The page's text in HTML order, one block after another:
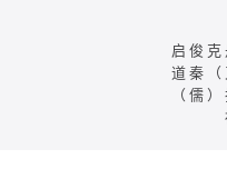
启俊
道秦
（儒